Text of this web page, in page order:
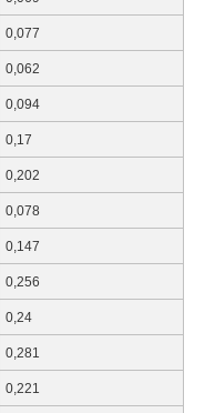
0,077
0,062
0,094
0,17
0,202
0,078
0,147
0,256
0,24
0,281
0,221